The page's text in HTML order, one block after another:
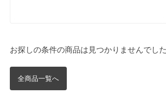
お探しの条件の商品は見つかりませんでし
全商品一覧へ